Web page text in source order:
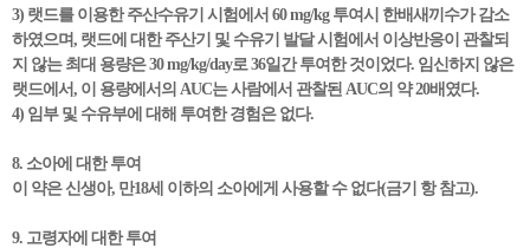
3) 랫드를 이용한 주산수유기 시험에서 60 mg/kg 투여시 한배새끼수가 감소
하였으며, 랫드에 대한 주산기 및 수유기 발달 시험에서 이상반응이 관찰되
지 않는 최대 용량은 30 mg/kg/day로 36일간 투여한 것이었다. 임신하지 않은
랫드에서, 이 용량에서의 AUC는 사람에서 관찰된 AUC의 약 20배였다.
4) 임부 및 수유부에 대해 투여한 경험은 없다.
8. 소아에 대한 투여
이 약은 신생아, 만18세 이하의 소아에게 사용할 수 없다(금기 항 참고).
9. 고령자에 대한 투여